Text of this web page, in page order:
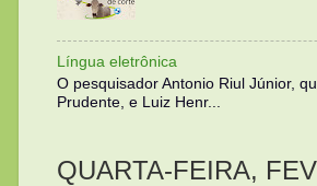
Língua eletrônica
O pesquisador Antonio Riul Júnior,
Prudente, e Luiz Henr...
QUARTA-FEIRA,